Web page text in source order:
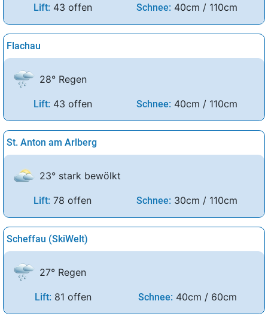
Lift: 43 offen Schnee: 40cm / 110cm
Flachau
28° Regen
Lift: 43 offen Schnee: 40cm / 110cm
St. Anton am Arlberg
23° stark bewölkt
Lift: 78 offen Schnee: 30cm / 110cm
Scheffau (SkiWelt)
27° Regen
Lift: 81 offen Schnee: 40cm / 60cm